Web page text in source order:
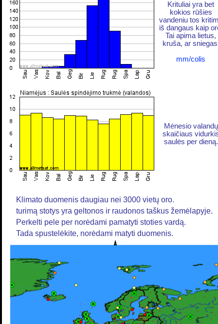
Krituliai yra bet
kokios rūšies
vandeniu tos
iš dangaus kaip
Tai apima lietus,
kruša, ar
mm/colis
Mėnesio valandų
skaičiaus
saulės per dieną.
Klimato duomenis daugiau nei 3000 vietų oro.
turimą stotys yra geltonos ir raudonos taškus žemėlapyje.
Perkelti pele per norėdami pamatyti stoties vardą.
Tada spustelėkite, norėdami matyti duomenis.